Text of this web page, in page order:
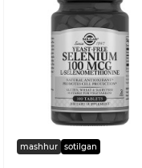
mashhur sotilgan